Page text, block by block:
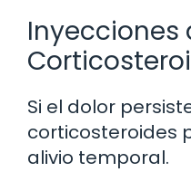
Inyecciones
Si el dolor
corticosteroides
alivio temporal.